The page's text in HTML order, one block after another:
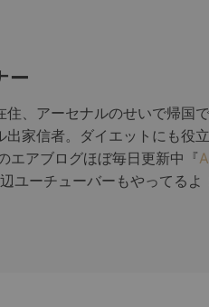
ー
住、アーセナルのせいで帰国
出家信者。ダイエットにも役
エアブログほぼ毎日更新中『
ユーチューバーもやってるよ